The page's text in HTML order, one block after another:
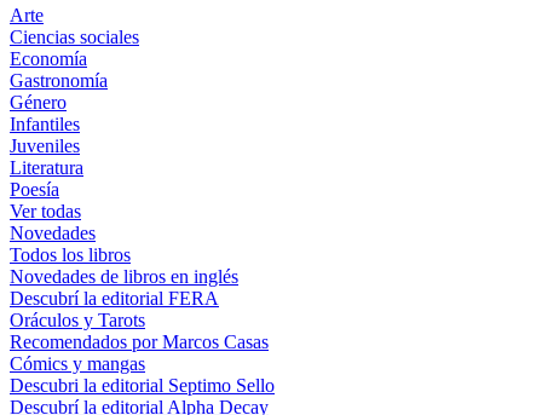
Arte
Ciencias sociales
Economía
Gastronomía
Género
Infantiles
Juveniles
Literatura
Poesía
Ver todas
Novedades
Todos los libros
Novedades de libros en inglés
Descubrí la editorial FERA
Oráculos y Tarots
Recomendados por Marcos Casas
Cómics y mangas
Descubri la editorial Septimo Sello
Descubrí la editorial Alpha Decay